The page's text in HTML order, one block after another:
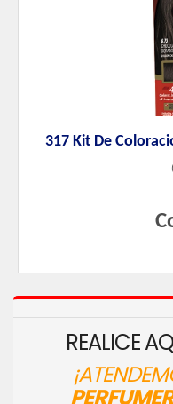
317 Kit De
(
REALICE